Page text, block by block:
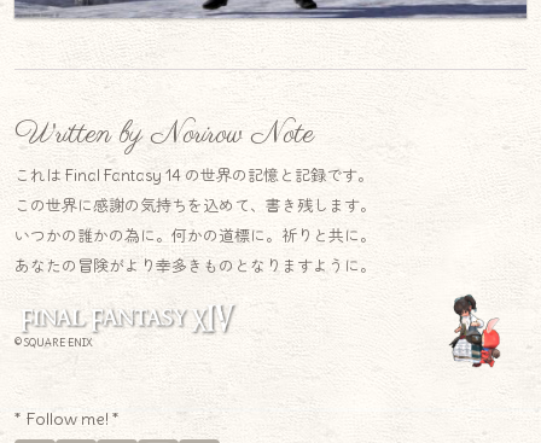
Written by Norirow Note
これは Final Fantasy 14 の世界の記憶と記録です。
この世界に感謝の気持ちを込めて、書き残します。
いつかの誰かの為に。何かの道標に。祈りと共に。
あなたの冒険がより幸多きものとなりますように。
© SQUARE ENIX
* Follow me! *